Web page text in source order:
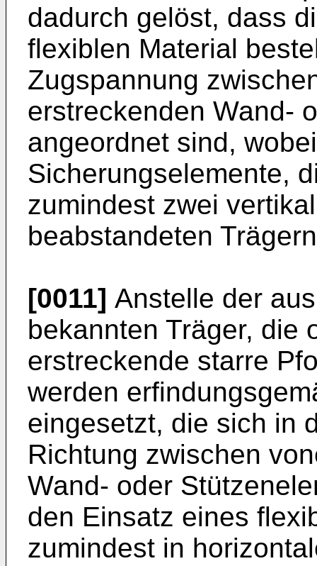
dadurch gelöst, dass
flexiblen Material
Zugspannung
erstreckenden Wand-
angeordnet sind,
Sicherungselemente,
zumindest zwei
beabstandeten
[0011] Anstelle der
bekannten Träger, die
erstreckende starre
werden
eingesetzt, die sich in
Richtung zwischen
Wand- oder
den Einsatz eines
zumindest in